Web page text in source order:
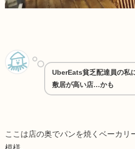
UberEats貧乏配達員の私
敷居が高い店…かも
ここは店の奥でパンを焼くベーカリ
模様。